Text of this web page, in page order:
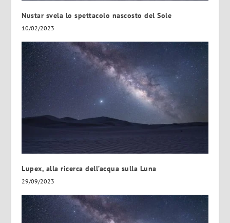
Nustar svela lo spettacolo nascosto del Sole
10/02/2023
Lupex, alla ricerca dell’acqua sulla Luna
29/09/2023